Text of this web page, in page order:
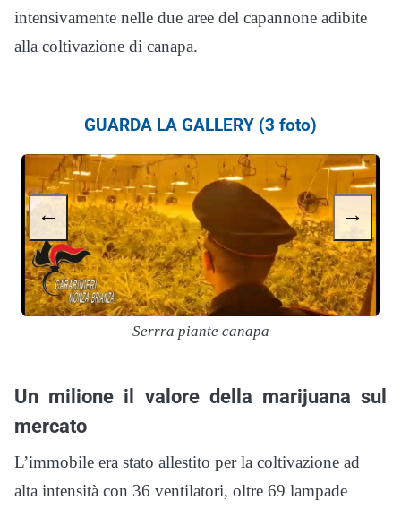
intensivamente nelle due aree del capannone adibite
alla coltivazione di canapa.
GUARDA LA GALLERY (3 foto)
Serrra piante canapa
← →
Un milione il valore della marijuana sul
mercato
L’immobile era stato allestito per la coltivazione ad
alta intensità con 36 ventilatori, oltre 69 lampade